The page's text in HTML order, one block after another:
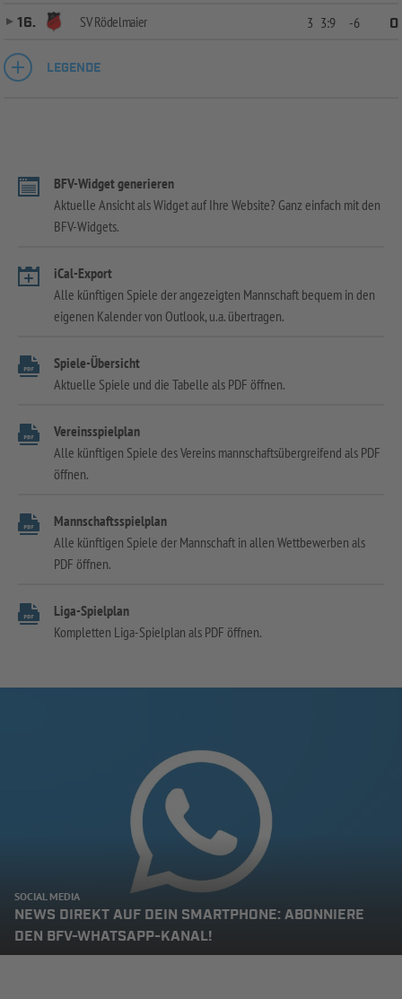
16.
SV Rödelmaier 3 3:9 -6 0
LEGENDE
BFV-Widget generieren
Aktuelle Ansicht als Widget auf Ihre Website? Ganz einfach mit den
BFV-Widgets.
iCal-Export
Alle künftigen Spiele der angezeigten Mannschaft bequem in den
eigenen Kalender von Outlook, u.a. übertragen.
Spiele-Übersicht
Aktuelle Spiele und die Tabelle als PDF öffnen.
Vereinsspielplan
Alle künftigen Spiele des Vereins mannschaftsübergreifend als PDF
öffnen.
Mannschaftsspielplan
Alle künftigen Spiele der Mannschaft in allen Wettbewerben als
PDF öffnen.
Liga-Spielplan
Kompletten Liga-Spielplan als PDF öffnen.
SOCIAL MEDIA
NEWS DIREKT AUF DEIN SMARTPHONE: ABONNIERE
DEN BFV-WHATSAPP-KANAL!